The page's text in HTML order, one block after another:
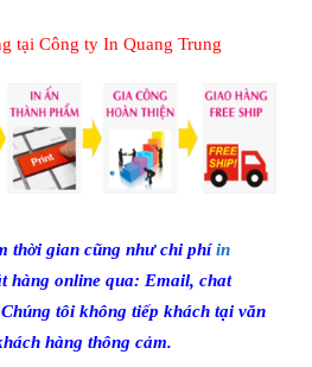
tại Công ty In Quang Trung
thời gian cũng như chi phíin
hàng online qua: Email, chat
tôi không tiếp khách tại văn
hàng thông cảm.